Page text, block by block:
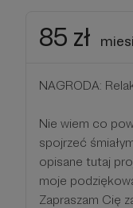
85 zł
NAGRODA:
Nie wiem co
spojrzeć
opisane tutaj
moje
Zapraszam Cię